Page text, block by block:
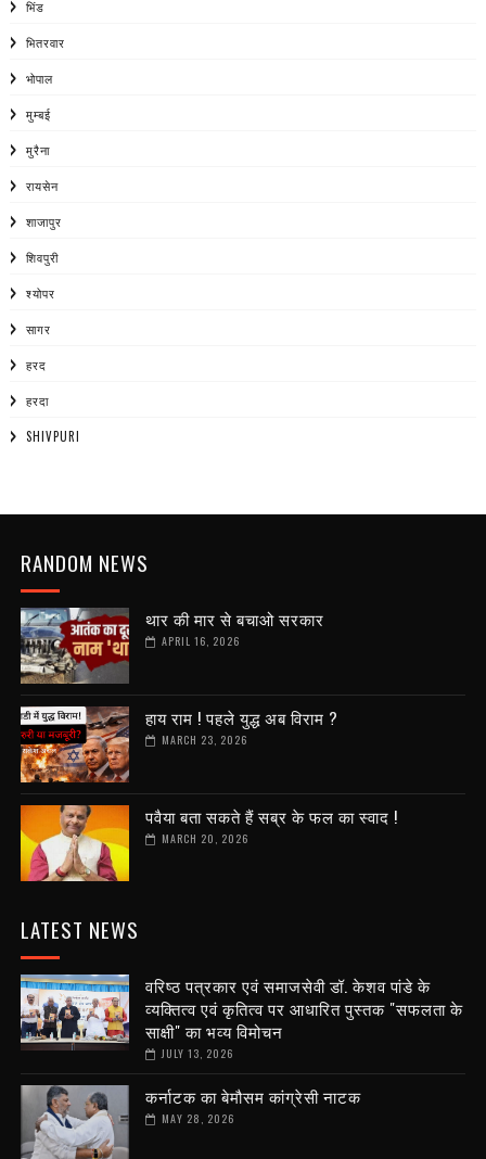
भिंड
भितरवार
भोपाल
मुम्बई
मुरैना
रायसेन
शाजापुर
शिवपुरी
श्योपर
सागर
हरद
हरदा
SHIVPURI
RANDOM NEWS
थार की मार से बचाओ सरकार
APRIL 16, 2026
हाय राम ! पहले युद्ध अब विराम ?
MARCH 23, 2026
पवैया बता सकते हैं सब्र के फल का स्वाद !
MARCH 20, 2026
LATEST NEWS
वरिष्ठ पत्रकार एवं समाजसेवी डॉ. केशव पांडे के
व्यक्तित्व एवं कृतित्व पर आधारित पुस्तक "सफलता के
साक्षी" का भव्य विमोचन
JULY 13, 2026
कर्नाटक का बेमौसम कांग्रेसी नाटक
MAY 28, 2026